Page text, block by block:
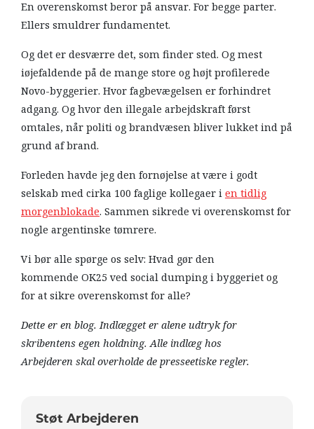
En overenskomst beror på ansvar. For begge parter.
Ellers smuldrer fundamentet.
Og det er desværre det, som finder sted. Og mest
iøjefaldende på de mange store og højt profilerede
Novo-byggerier. Hvor fagbevægelsen er forhindret
adgang. Og hvor den illegale arbejdskraft først
omtales, når politi og brandvæsen bliver lukket ind på
grund af brand.
Forleden havde jeg den fornøjelse at være i godt
selskab med cirka 100 faglige kollegaer ien tidlig
morgenblokade. Sammen sikrede vi overenskomst for
nogle argentinske tømrere.
Vi bør alle spørge os selv: Hvad gør den
kommende OK25 ved social dumping i byggeriet og
for at sikre overenskomst for alle?
Dette er en blog. Indlægget er alene udtryk for
skribentens egen holdning. Alle indlæg hos
Arbejderen skal overholde de presseetiske regler.
Støt Arbejderen